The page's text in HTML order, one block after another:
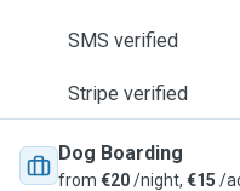
SMS verified
Stripe verified
Dog Boarding
from €20/night, €15 /